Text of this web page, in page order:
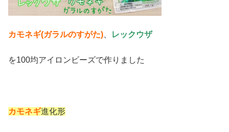
カモネギ(ガラルのすがた) レックウザ
を100均アイロンビーズで作りました
カモネギ進化形